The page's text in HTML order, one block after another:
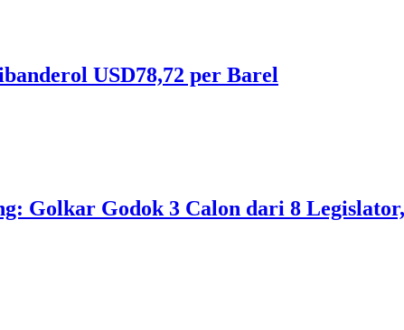
USD78,72 per Barel
Golkar Godok 3 Calon dari 8